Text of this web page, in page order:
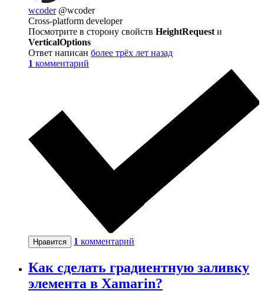
wcoder @wcoder
Cross-platform developer
Посмотрите в сторону свойств HeightRequest и
VerticalOptions
Ответ написан более трёх лет назад
1 комментарий
Нравится 1 комментарий
Как сделать градиентную заливку
элемента в Xamarin?